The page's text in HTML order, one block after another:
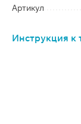
Артикул
Инструкция к